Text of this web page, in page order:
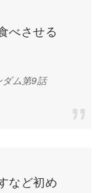
べさせる
ム第9話
など初め